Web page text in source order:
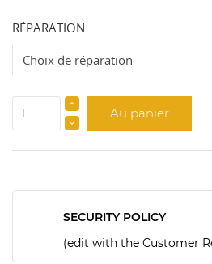
RÉPARATION
Au panier
SECURITY POLICY
(edit with the Customer